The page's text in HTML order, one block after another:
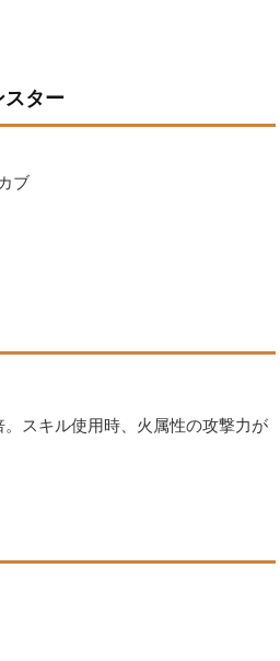
スター
ブ
スキル使用時、火属性の攻撃力が